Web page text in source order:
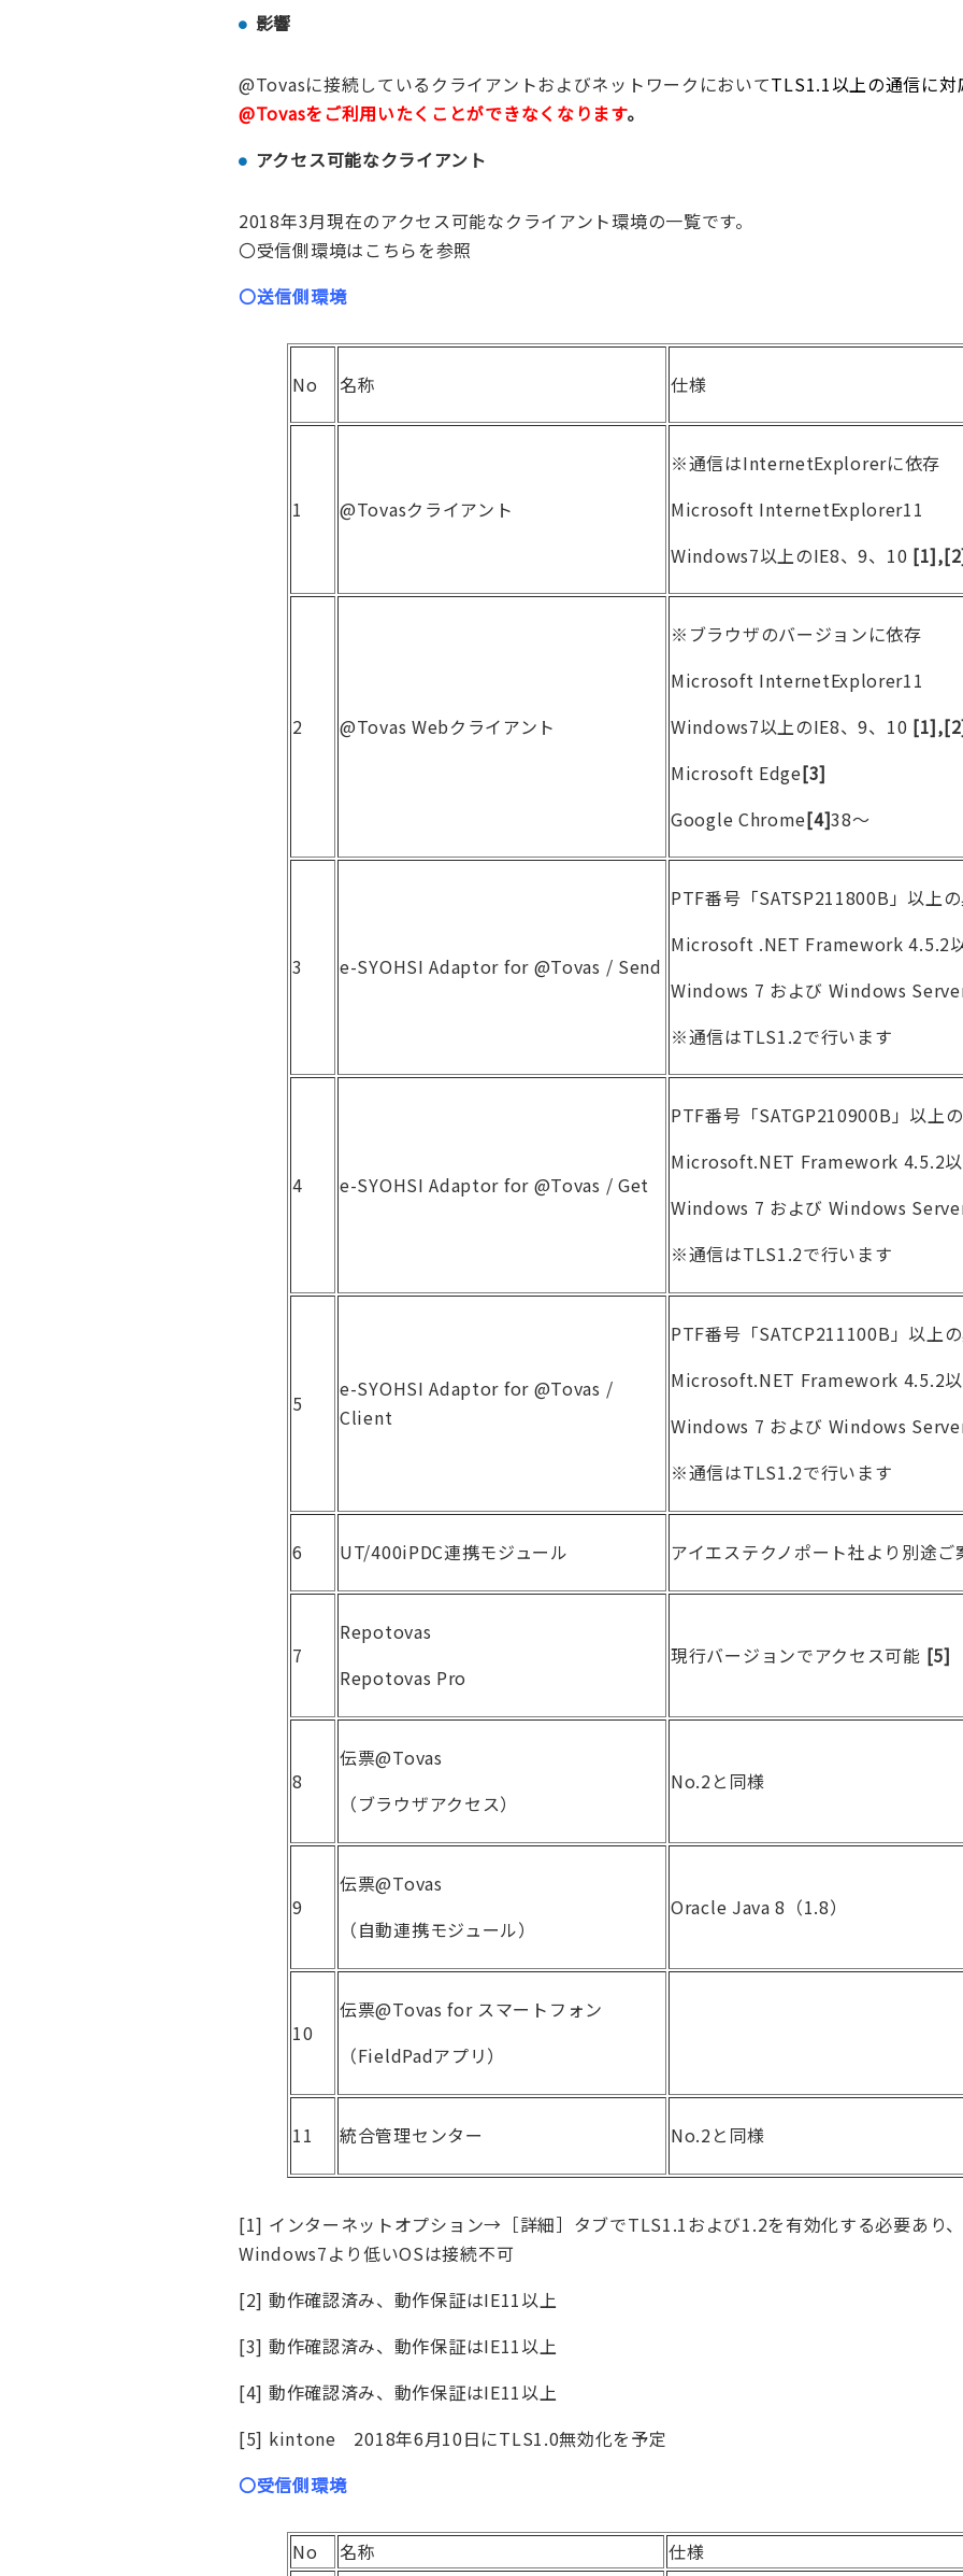
影響
@Tovasに接続しているクライアントおよびネットワークにおいてTLS1.1以上の通信に
@Tovasをご利用いたくことができなくなります。
アクセス可能なクライアント
2018年3月現在のアクセス可能なクライアント環境の一覧です。
〇受信側環境はこちらを参照
〇送信側環境
No 名称 仕様
1 @Tovasクライアント
※通信はInternetExplorerに依存
Microsoft InternetExplorer11
Windows7以上のIE8、9、10 [1],
2 @Tovas Webクライアント
※ブラウザのバージョンに依存
Microsoft InternetExplorer11
Windows7以上のIE8、9、10 [1],
Microsoft Edge[3]
Google Chrome[4]38～
3 e-SYOHSI Adaptor for @Tovas / Send
PTF番号「SATSP211800B」以上
Microsoft .NET Framework 4.5.2
Windows 7 および Windows
※通信はTLS1.2で行います
4 e-SYOHSI Adaptor for @Tovas / Get
PTF番号「SATGP210900B」以上
Microsoft.NET Framework 4.5.2
Windows 7 および Windows
※通信はTLS1.2で行います
5
e-SYOHSI Adaptor for @Tovas /
Client
PTF番号「SATCP211100B」以上
Microsoft.NET Framework 4.5.2
Windows 7 および Windows
※通信はTLS1.2で行います
6 UT/400iPDC連携モジュール アイエステクノポート社より別途ご
7
Repotovas
Repotovas Pro
現行バージョンでアクセス可能 [5]
8
伝票@Tovas
（ブラウザアクセス）
No.2と同様
9
伝票@Tovas
（自動連携モジュール）
Oracle Java 8（1.8）
10
伝票@Tovas for スマートフォン
（FieldPadアプリ）
11 統合管理センター No.2と同様
[1] インターネットオプション→［詳細］タブでTLS1.1および1.2を有効化する必要あり、
Windows7より低いOSは接続不可
[2] 動作確認済み、動作保証はIE11以上
[3] 動作確認済み、動作保証はIE11以上
[4] 動作確認済み、動作保証はIE11以上
[5] kintone 2018年6月10日にTLS1.0無効化を予定
〇受信側環境
No 名称
仕様